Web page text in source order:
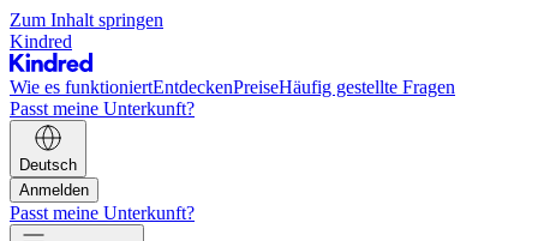
Zum Inhalt springen
Kindred
Wie es funktioniertEntdeckenPreiseHäufig gestellte Fragen
Passt meine Unterkunft?
Deutsch
Anmelden
Passt meine Unterkunft?